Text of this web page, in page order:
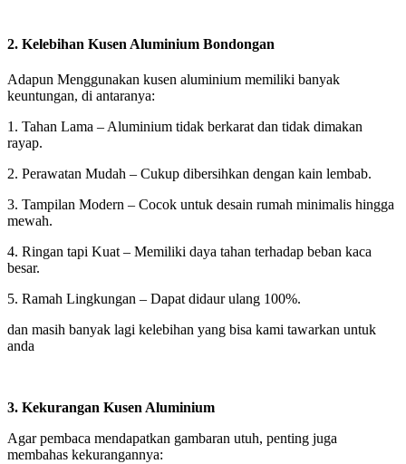
2. Kelebihan Kusen Aluminium Bondongan
Adapun Menggunakan kusen aluminium memiliki banyak
keuntungan, di antaranya:
1. Tahan Lama – Aluminium tidak berkarat dan tidak dimakan
rayap.
2. Perawatan Mudah – Cukup dibersihkan dengan kain lembab.
3. Tampilan Modern – Cocok untuk desain rumah minimalis hingga
mewah.
4. Ringan tapi Kuat – Memiliki daya tahan terhadap beban kaca
besar.
5. Ramah Lingkungan – Dapat didaur ulang 100%.
dan masih banyak lagi kelebihan yang bisa kami tawarkan untuk
anda
3. Kekurangan Kusen Aluminium
Agar pembaca mendapatkan gambaran utuh, penting juga
membahas kekurangannya: